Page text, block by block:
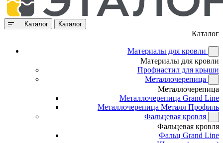
Каталог Каталог
Каталог
Материалы для кровли
Материалы для кровли
Профнастил для крыши
Металлочерепица
Металлочерепица
Металлочерепица Grand Line
Металлочерепица Металл Профиль
Фальцевая кровля
Фальцевая кровля
Фальц Grand Line